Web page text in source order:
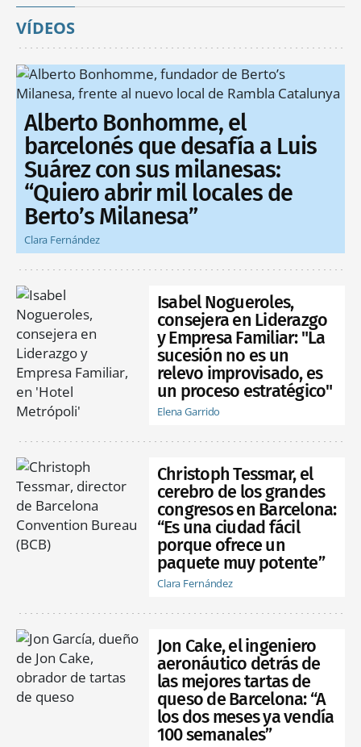
VÍDEOS
Alberto Bonhomme, el
barcelonés que desafía a Luis
Suárez con sus milanesas:
“Quiero abrir mil locales de
Berto’s Milanesa”
Clara Fernández
Isabel Nogueroles,
consejera en Liderazgo
y Empresa Familiar: "La
sucesión no es un
relevo improvisado, es
un proceso estratégico"
Elena Garrido
Christoph Tessmar, el
cerebro de los grandes
congresos en Barcelona:
“Es una ciudad fácil
porque ofrece un
paquete muy potente”
Clara Fernández
Jon Cake, el ingeniero
aeronáutico detrás de
las mejores tartas de
queso de Barcelona: “A
los dos meses ya vendía
100 semanales”